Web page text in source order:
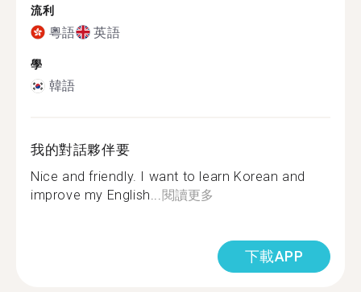
流利
粵語 英語
學
韓語
我的對話夥伴要
Nice and friendly. I want to learn Korean and
improve my English...閱讀更多
下載APP